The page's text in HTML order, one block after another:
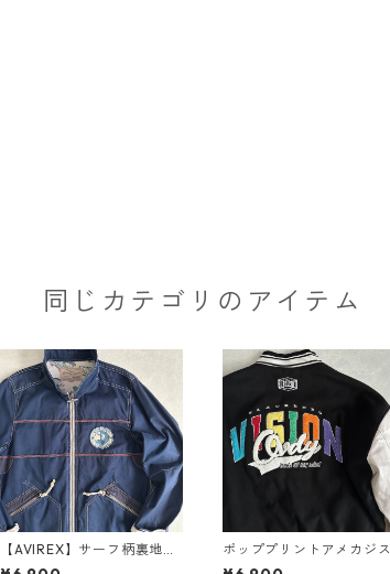
同じカテゴリのアイテム
【AVIREX】サーフ柄裏地ア
メカジミリタリージャケッ
ポッププリントアメカジス
タジャン ブラック M 古着